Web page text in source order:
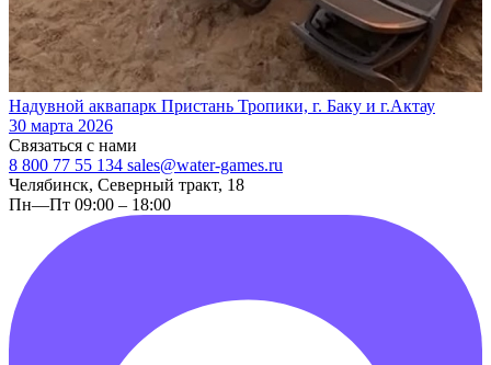
Надувной аквапарк Пристань Тропики, г. Баку и г.Актау
30 марта 2026
Связаться с нами
8 800 77 55 134 sales@water-games.ru
Челябинск, Северный тракт, 18
Пн—Пт 09:00 – 18:00